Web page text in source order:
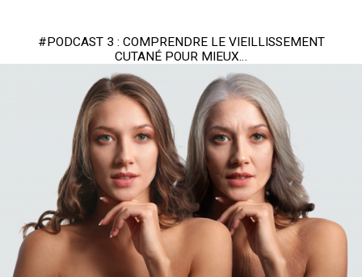
#PODCAST 3 : COMPRENDRE LE VIEILLISSEMENT
CUTANÉ POUR MIEUX…